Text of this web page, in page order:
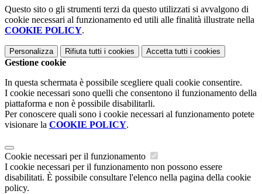
Questo sito o gli strumenti terzi da questo utilizzati si avvalgono di
cookie necessari al funzionamento ed utili alle finalità illustrate nella
COOKIE POLICY.
Personalizza Rifiuta tutti i cookies Accetta tutti i cookies
Gestione cookie
In questa schermata è possibile scegliere quali cookie consentire.
I cookie necessari sono quelli che consentono il funzionamento della
piattaforma e non è possibile disabilitarli.
Per conoscere quali sono i cookie necessari al funzionamento potete
visionare la COOKIE POLICY.
Cookie necessari per il funzionamento
I cookie necessari per il funzionamento non possono essere
disabilitati. È possibile consultare l'elenco nella pagina della cookie
policy.